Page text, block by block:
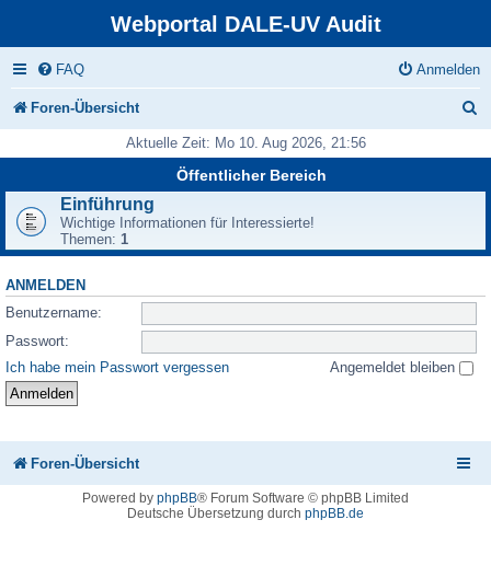
Webportal DALE-UV Audit
FAQ Anmelden
Foren-Übersicht
Aktuelle Zeit: Mo 10. Aug 2026, 21:56
Öffentlicher Bereich
Einführung
Wichtige Informationen für Interessierte!
Themen: 1
ANMELDEN
Benutzername:
Passwort:
Ich habe mein Passwort vergessen
Angemeldet bleiben
Foren-Übersicht
Powered by phpBB® Forum Software © phpBB Limited
Deutsche Übersetzung durch phpBB.de